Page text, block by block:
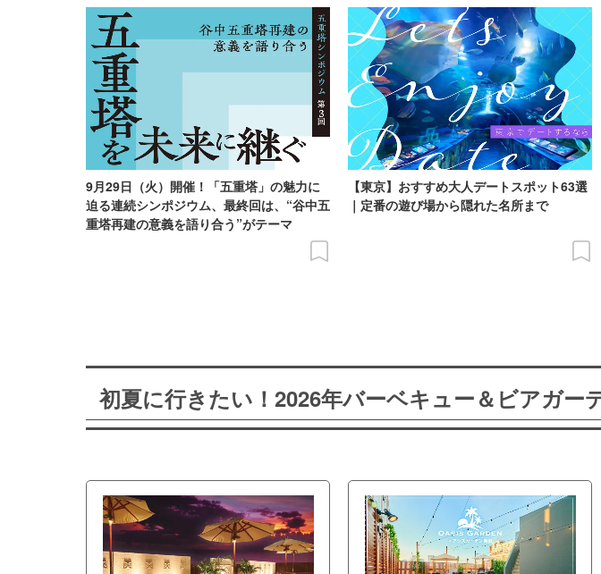
9月29日（火）開催！「五重塔」の魅力に
迫る連続シンポジウム、最終回は、“谷中五
重塔再建の意義を語り合う”がテーマ
【東京】おすすめ大人デートスポット63選
｜定番の遊び場から隠れた名所まで
初夏に行きたい！2026年バーベキュー＆ビアガー